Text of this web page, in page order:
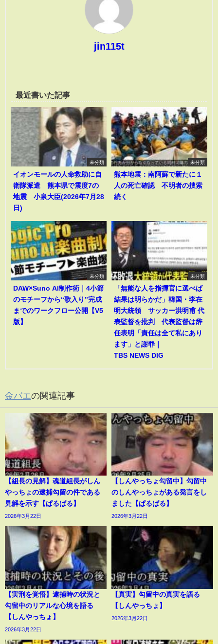
jin115t
最近書いた記事
未分類
イオンモールの人命救助に自
衛隊派遣 熊本県で震度7の
地震 小泉大臣(2026年7月28
日)
未分類
熊本地震：南阿蘇で新たに１
人の死亡確認 不明者の捜索
続く
未分類
DAW×Suno AI制作術｜4小節
のモチーフから“歌入り”完成
までのワークフロー公開【V5
版】
未分類
「無能な人を指揮官に選べば
結果は明らかだ」韓国・李在
明大統領 サッカー洪明甫 代
表監督を批判 代表監督は辞
任表明「責任は全て私にあり
ます」と謝罪｜
TBS NEWS DIG
金バエの関連記事
【組長の見解】魂道組長がしん
やっちょの逮捕勾留の件である
見解を示す【ぱるぱる】
2026年3月22日
【しんやっちょ勾留中】勾留中
のしんやっちょがある発言をし
ました【ぱるぱる】
2026年3月22日
【実刑を覚悟】逮捕時の状況と
勾留中のリアルな心境を語る
【しんやっちょ】
2026年3月22日
【真実】勾留中の真実を語る
【しんやっちょ】
2026年3月22日